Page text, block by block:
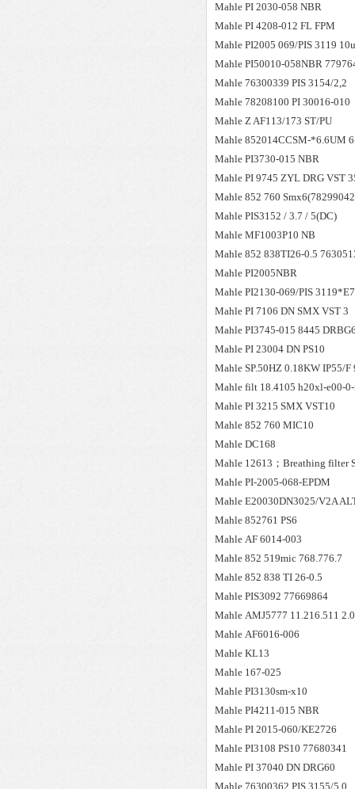
Mahle PI 2030-058 NBR
Mahle PI 4208-012 FL FPM
Mahle PI2005 069/PIS 3119
Mahle PI50010-058NBR
Mahle 76300339 PIS 3154/2,2
Mahle 78208100 PI 30016-010
Mahle Z AF113/173 ST/PU
Mahle 852014CCSM-*6.6UM
Mahle PI3730-015 NBR
Mahle PI 9745 ZYL DRG VST
Mahle 852 760
Mahle PIS3152 / 3.7 / 5(DC)
Mahle MF1003P10 NB
Mahle 852 838TI26-0.5
Mahle PI2005NBR
Mahle PI2130-069/PIS
Mahle PI 7106 DN SMX VST 3
Mahle PI3745-015 8445
Mahle PI 23004 DN PS10
Mahle SP.50HZ 0.18KW IP55/F
Mahle filt 18.4105 h20xl-e00-
Mahle PI 3215 SMX VST10
Mahle 852 760 MIC10
Mahle DC168
Mahle 12613；Breathing filter
Mahle PI-2005-068-EPDM
Mahle E20030DN3025/V2A
Mahle 852761 PS6
Mahle AF 6014-003
Mahle 852 519mic 768.776.7
Mahle 852 838 TI 26-0.5
Mahle PIS3092 77669864
Mahle AMJ5777 11.216.511
Mahle AF6016-006
Mahle KL13
Mahle 167-025
Mahle PI3130sm-x10
Mahle PI4211-015 NBR
Mahle PI 2015-060/KE2726
Mahle PI3108 PS10 77680341
Mahle PI 37040 DN DRG60
Mahle 76300362 PIS 3155/5,0